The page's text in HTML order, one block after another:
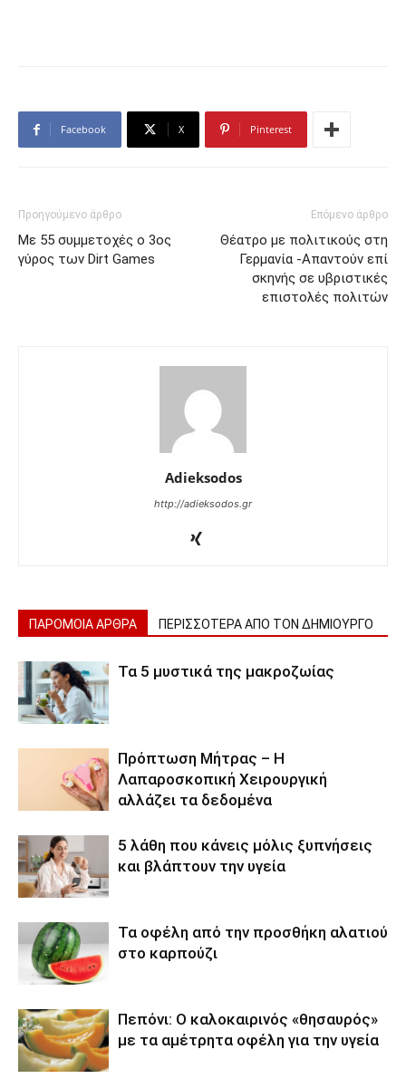
Facebook X Pinterest
Προηγούμενο άρθρο
Με 55 συμμετοχές ο 3ος
γύρος των Dirt Games
Επόμενο άρθρο
Θέατρο με πολιτικούς στη
Γερμανία -Απαντούν επί
σκηνής σε υβριστικές
επιστολές πολιτών
Adieksodos
http://adieksodos.gr
ΠΑΡΟΜΟΙΑ ΑΡΘΡΑ ΠΕΡΙΣΣΟΤΕΡΑ ΑΠΟ ΤΟΝ ΔΗΜΙΟΥΡΓΟ
Τα 5 μυστικά της μακροζωίας
Πρόπτωση Μήτρας – Η
Λαπαροσκοπική Χειρουργική
αλλάζει τα δεδομένα
5 λάθη που κάνεις μόλις ξυπνήσεις
και βλάπτουν την υγεία
Τα οφέλη από την προσθήκη αλατιού
στο καρπούζι
Πεπόνι: Ο καλοκαιρινός «θησαυρός»
με τα αμέτρητα οφέλη για την υγεία